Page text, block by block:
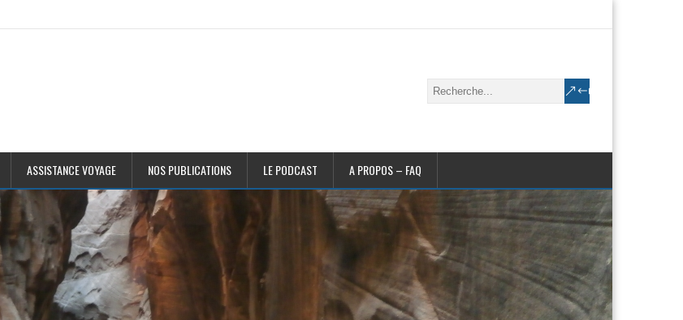
ASSISTANCE VOYAGE NOS PUBLICATIONS LE PODCAST A PROPOS – FAQ